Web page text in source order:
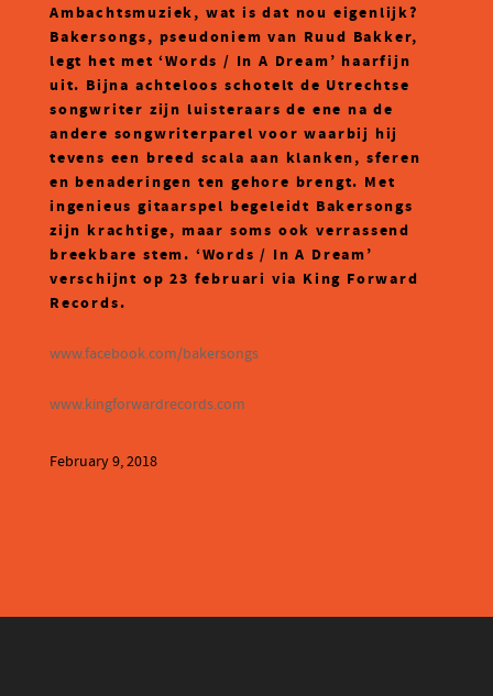
Ambachtsmuziek, wat is dat nou eigenlijk?
Bakersongs, pseudoniem van Ruud Bakker,
legt het met ‘Words / In A Dream’ haarfijn
uit. Bijna achteloos schotelt de Utrechtse
songwriter zijn luisteraars de ene na de
andere songwriterparel voor waarbij hij
tevens een breed scala aan klanken, sferen
en benaderingen ten gehore brengt. Met
ingenieus gitaarspel begeleidt Bakersongs
zijn krachtige, maar soms ook verrassend
breekbare stem. ‘Words / In A Dream’
verschijnt op 23 februari via King Forward
Records.
www.facebook.com/bakersongs
www.kingforwardrecords.com
February 9, 2018